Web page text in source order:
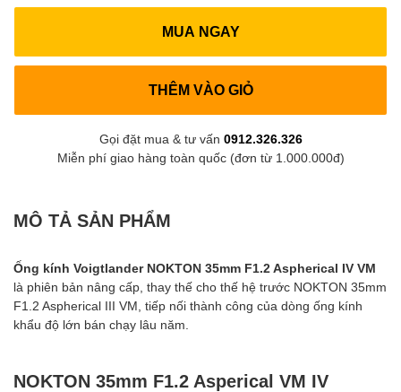
MUA NGAY
THÊM VÀO GIỎ
Gọi đặt mua & tư vấn 0912.326.326
Miễn phí giao hàng toàn quốc (đơn từ 1.000.000đ)
MÔ TẢ SẢN PHẨM
Ống kính Voigtlander NOKTON 35mm F1.2 Aspherical IV VM
là phiên bản nâng cấp, thay thế cho thế hệ trước NOKTON 35mm
F1.2 Aspherical III VM, tiếp nối thành công của dòng ống kính
khẩu độ lớn bán chạy lâu năm.
NOKTON 35mm F1.2 Asperical VM IV